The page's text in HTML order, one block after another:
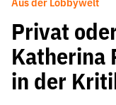
Finanzierung
Jobs
Publikationen und
Lobbykritische
Aus der Lobbywelt
Privat
Katherina
in der